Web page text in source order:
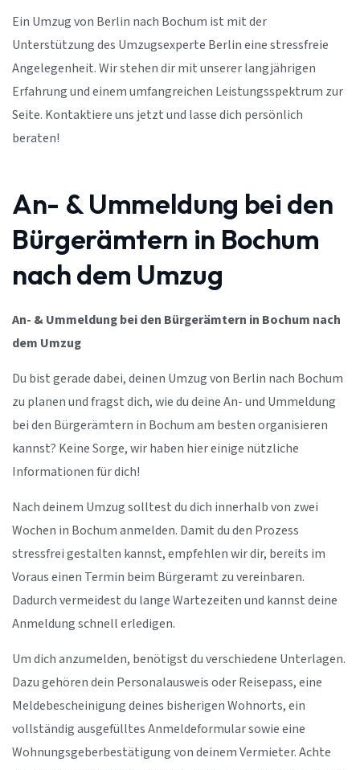
Ein Umzug von Berlin nach Bochum ist mit der
Unterstützung des Umzugsexperte Berlin eine stressfreie
Angelegenheit. Wir stehen dir mit unserer langjährigen
Erfahrung und einem umfangreichen Leistungsspektrum zur
Seite. Kontaktiere uns jetzt und lasse dich persönlich
beraten!
An- & Ummeldung bei den
Bürgerämtern in Bochum
nach dem Umzug
An- & Ummeldung bei den Bürgerämtern in Bochum nach
dem Umzug
Du bist gerade dabei, deinen Umzug von Berlin nach Bochum
zu planen und fragst dich, wie du deine An- und Ummeldung
bei den Bürgerämtern in Bochum am besten organisieren
kannst? Keine Sorge, wir haben hier einige nützliche
Informationen für dich!
Nach deinem Umzug solltest du dich innerhalb von zwei
Wochen in Bochum anmelden. Damit du den Prozess
stressfrei gestalten kannst, empfehlen wir dir, bereits im
Voraus einen Termin beim Bürgeramt zu vereinbaren.
Dadurch vermeidest du lange Wartezeiten und kannst deine
Anmeldung schnell erledigen.
Um dich anzumelden, benötigst du verschiedene Unterlagen.
Dazu gehören dein Personalausweis oder Reisepass, eine
Meldebescheinigung deines bisherigen Wohnorts, ein
vollständig ausgefülltes Anmeldeformular sowie eine
Wohnungsgeberbestätigung von deinem Vermieter. Achte